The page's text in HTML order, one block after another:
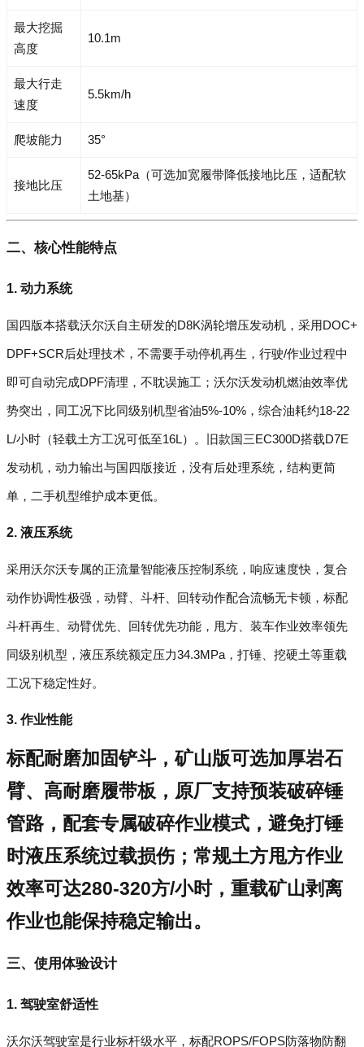
最大挖掘
高度
10.1m
最大行走
速度
5.5km/h
爬坡能力 35°
接地比压
52-65kPa（可选加宽履带降低接地比压，适配软
土地基）
二、核心性能特点
1. 动力系统
国四版本搭载沃尔沃自主研发的D8K涡轮增压发动机，采用DOC+
DPF+SCR后处理技术，不需要手动停机再生，行驶/作业过程中
即可自动完成DPF清理，不耽误施工；沃尔沃发动机燃油效率优
势突出，同工况下比同级别机型省油5%-10%，综合油耗约18-22
L/小时（轻载土方工况可低至16L）。旧款国三EC300D搭载D7E
发动机，动力输出与国四版接近，没有后处理系统，结构更简
单，二手机型维护成本更低。
2. 液压系统
采用沃尔沃专属的正流量智能液压控制系统，响应速度快，复合
动作协调性极强，动臂、斗杆、回转动作配合流畅无卡顿，标配
斗杆再生、动臂优先、回转优先功能，甩方、装车作业效率领先
同级别机型，液压系统额定压力34.3MPa，打锤、挖硬土等重载
工况下稳定性好。
3. 作业性能
标配耐磨加固铲斗，矿山版可选加厚岩石
臂、高耐磨履带板，原厂支持预装破碎锤
管路，配套专属破碎作业模式，避免打锤
时液压系统过载损伤；常规土方甩方作业
效率可达280-320方/小时，重载矿山剥离
作业也能保持稳定输出。
三、使用体验设计
1. 驾驶室舒适性
沃尔沃驾驶室是行业标杆级水平，标配ROPS/FOPS防落物防翻